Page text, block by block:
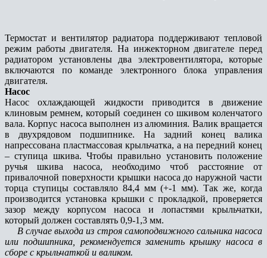
Термостат и вентилятор радиатора поддерживают тепловой
режим работы двигателя. На инжекторном двигателе перед
радиатором установлены два электровентилятора, которые
включаются по команде электронного блока управления
двигателя.
Насос
Насос охлаждающей жидкости приводится в движение
клиновым ремнем, который соединен со шкивом коленчатого
вала. Корпус насоса выполнен из алюминия. Валик вращается
в двухрядовом подшипнике. На задний конец валика
напрессована пластмассовая крыльчатка, а на передний конец
– ступица шкива. Чтобы правильно установить положение
ручья шкива насоса, необходимо чтоб расстояние от
привалочной поверхности крышки насоса до наружной части
торца ступицы составляло 84,4 мм (+-1 мм). Так же, когда
производится установка крышки с прокладкой, проверяется
зазор между корпусом насоса и лопастями крыльчатки,
который должен составлять 0,9-1,3 мм.
В случае выхода из строя самоподвижного сальника насоса
или подшипника, рекомендуется заменить крышку насоса в
сборе с крыльчаткой и валиком.